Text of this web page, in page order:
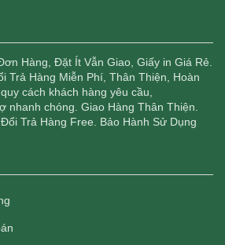
Hàng, Đặt Ít Vẫn Giao, Giấy in Giá Rẻ.
Trả Hàng Miễn Phí, Thân Thiện, Hoàn
cách khách hàng yêu cầu,
nhanh chóng. Giao Hàng Thân Thiện.
Trả Hàng Free. Bảo Hành Sử Dụng